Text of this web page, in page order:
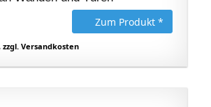
Zum Produkt *
zzgl. Versandkosten